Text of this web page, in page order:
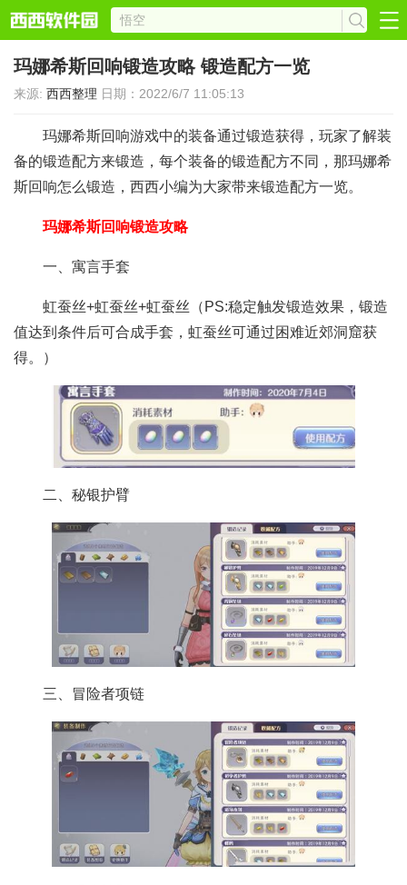
玛娜希斯回响锻造攻略 锻造配方一览
来源: 西西整理 日期：2022/6/7 11:05:13
玛娜希斯回响游戏中的装备通过锻造获得，玩家了解装
备的锻造配方来锻造，每个装备的锻造配方不同，那玛娜希
斯回响怎么锻造，西西小编为大家带来锻造配方一览。
玛娜希斯回响锻造攻略
一、寓言手套
虹蚕丝+虹蚕丝+虹蚕丝（PS:稳定触发锻造效果，锻造
值达到条件后可合成手套，虹蚕丝可通过困难近郊洞窟获
得。）
二、秘银护臂
三、冒险者项链